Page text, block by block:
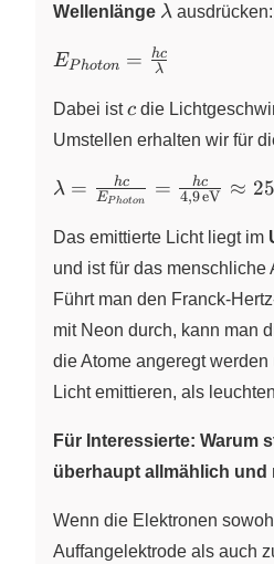
Wellenlänge \lambda
λ ausdrücken:
E_{Photon}
{\lambda}
EPhoton = λ
hc
Dabei istc
c die
Umstellen erhalten wir für
\lambda =
\frac{hc}
{E_{Photon}} =
\frac{hc}
{4,9\,\pu{eV}}
\approx
253\cdot
10^{-9}\,\pu{m}
λ = EPhoton
hc = 4,9eV
hc ≈
Das emittierte Licht liegt im
und ist für das menschliche
Führt man den Franck-
mit Neon durch, kann man
die Atome angeregt
Licht emittieren, als
Für Interessierte: Warum
überhaupt allmählich
Wenn die Elektronen
Auffangelektrode als auch